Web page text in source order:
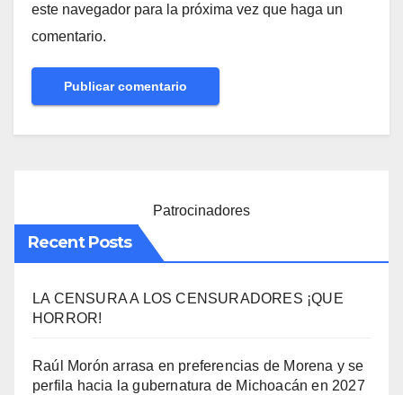
este navegador para la próxima vez que haga un
comentario.
Patrocinadores
Recent Posts
LA CENSURA A LOS CENSURADORES ¡QUE
HORROR!
Raúl Morón arrasa en preferencias de Morena y se
perfila hacia la gubernatura de Michoacán en 2027